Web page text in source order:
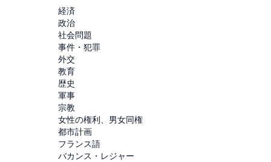
経済
政治
社会問題
事件・犯罪
外交
教育
歴史
軍事
宗教
女性の権利、男女同権
都市計画
フランス語
バカンス・レジャー